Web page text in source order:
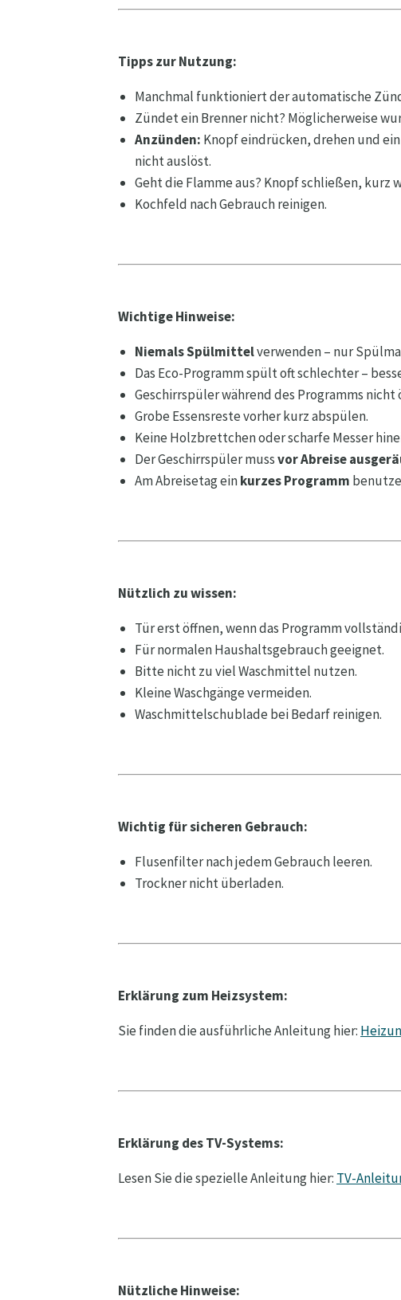
Tipps zur Nutzung:
Manchmal funktioniert der automatische
Zündet ein Brenner nicht? Möglicherweise
Anzünden: Knopf eindrücken, drehen und
nicht auslöst.
Geht die Flamme aus? Knopf schließen, kurz
Kochfeld nach Gebrauch reinigen.
Wichtige Hinweise:
Niemals Spülmittelverwenden – nur
Das Eco-Programm spült oft schlechter –
Geschirrspüler während des Programms nicht
Grobe Essensreste vorher kurz abspülen.
Keine Holzbrettchen oder scharfe Messer
Der Geschirrspüler mussvor Abreise
Am Abreisetag einkurzes Programm
Nützlich zu wissen:
Tür erst öffnen, wenn das Programm
Für normalen Haushaltsgebrauch geeignet.
Bitte nicht zu viel Waschmittel nutzen.
Kleine Waschgänge vermeiden.
Waschmittelschublade bei Bedarf reinigen.
Wichtig für sicheren Gebrauch:
Flusenfilter nach jedem Gebrauch leeren.
Trockner nicht überladen.
Erklärung zum Heizsystem:
Sie finden die ausführliche Anleitung hier:
Erklärung des TV-Systems:
Lesen Sie die spezielle Anleitung hier: TV-
Nützliche Hinweise: